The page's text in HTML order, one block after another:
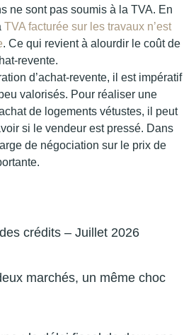
ne sont pas soumis à la TVA. En
TVA facturée sur les travaux n’est
. Ce qui revient à alourdir le coût de
revente.
d’achat-revente, il est impératif
valorisés. Pour réaliser une
de logements vétustes, il peut
si le vendeur est pressé. Dans
de négociation sur le prix de
crédits – Juillet 2026
marchés, un même choc